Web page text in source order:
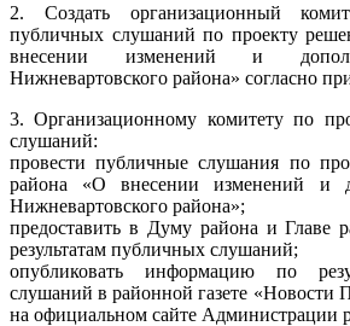
2. Создать организационный
публичных слушаний по проекту
внесении изменений и
Нижневартовского района» согласно
3. Организационному комитету по
слушаний:
провести публичные слушания по
района «О внесении изменений и
Нижневартовского района»;
предоставить в Думу района и Главе
результатам публичных слушаний;
опубликовать информацию по
слушаний в районной газете «Новости
на официальном сайте Администрации